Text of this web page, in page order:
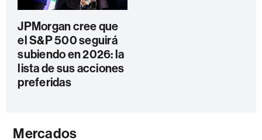
JPMorgan cree que
el S&P 500 seguirá
subiendo en 2026: la
lista de sus acciones
preferidas
Mercados